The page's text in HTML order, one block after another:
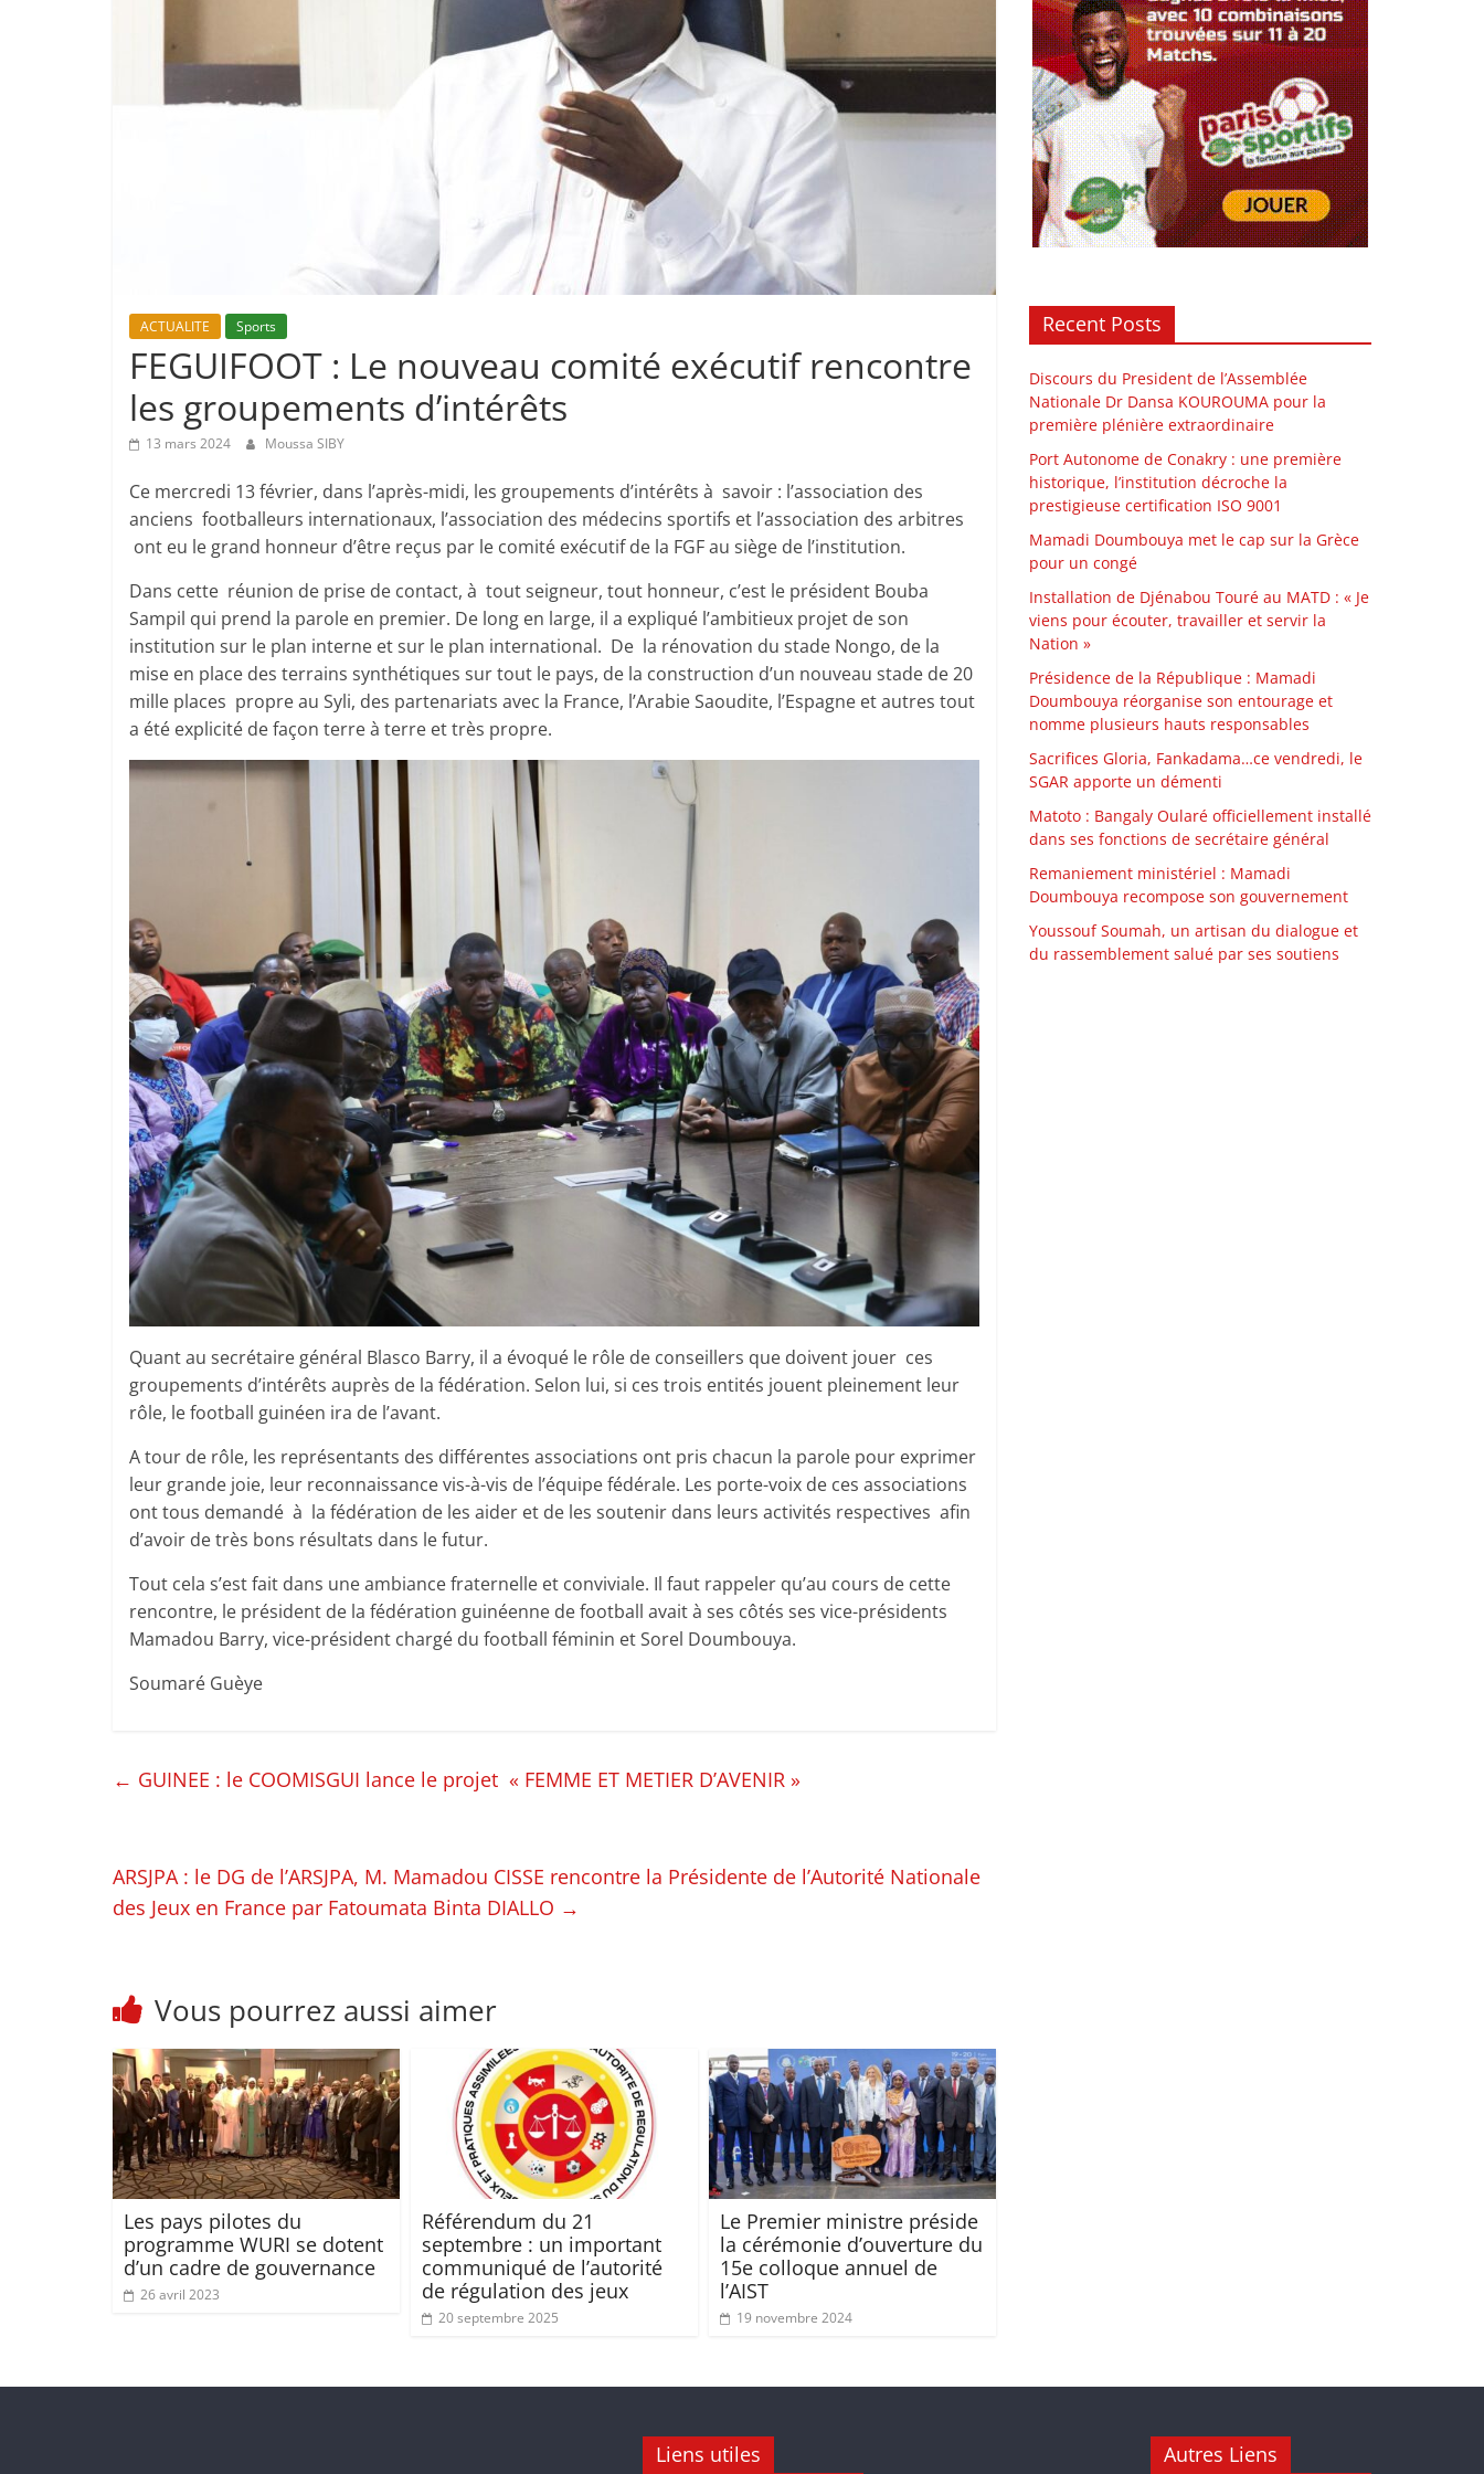
ACTUALITE Sports
FEGUIFOOT : Le nouveau comité exécutif rencontre
les groupements d’intérêts
13 mars 2024 Moussa SIBY
Ce mercredi 13 février, dans l’après-midi, les groupements d’intérêts à savoir : l’association des
anciens footballeurs internationaux, l’association des médecins sportifs et l’association des arbitres
ont eu le grand honneur d’être reçus par le comité exécutif de la FGF au siège de l’institution.
Dans cette réunion de prise de contact, à tout seigneur, tout honneur, c’est le président Bouba
Sampil qui prend la parole en premier. De long en large, il a expliqué l’ambitieux projet de son
institution sur le plan interne et sur le plan international. De la rénovation du stade Nongo, de la
mise en place des terrains synthétiques sur tout le pays, de la construction d’un nouveau stade de 20
mille places propre au Syli, des partenariats avec la France, l’Arabie Saoudite, l’Espagne et autres tout
a été explicité de façon terre à terre et très propre.
Quant au secrétaire général Blasco Barry, il a évoqué le rôle de conseillers que doivent jouer ces
groupements d’intérêts auprès de la fédération. Selon lui, si ces trois entités jouent pleinement leur
rôle, le football guinéen ira de l’avant.
A tour de rôle, les représentants des différentes associations ont pris chacun la parole pour exprimer
leur grande joie, leur reconnaissance vis-à-vis de l’équipe fédérale. Les porte-voix de ces associations
ont tous demandé à la fédération de les aider et de les soutenir dans leurs activités respectives afin
d’avoir de très bons résultats dans le futur.
Tout cela s’est fait dans une ambiance fraternelle et conviviale. Il faut rappeler qu’au cours de cette
rencontre, le président de la fédération guinéenne de football avait à ses côtés ses vice-présidents
Mamadou Barry, vice-président chargé du football féminin et Sorel Doumbouya.
Soumaré Guèye
← GUINEE : le COOMISGUI lance le projet « FEMME ET METIER D’AVENIR »
ARSJPA : le DG de l’ARSJPA, M. Mamadou CISSE rencontre la Présidente de l’Autorité Nationale
des Jeux en France par Fatoumata Binta DIALLO →
Vous pourrez aussi aimer
Les pays pilotes du
programme WURI se dotent
d’un cadre de gouvernance
26 avril 2023
Référendum du 21
septembre : un important
communiqué de l’autorité
de régulation des jeux
20 septembre 2025
Le Premier ministre préside
la cérémonie d’ouverture du
15e colloque annuel de
l’AIST
19 novembre 2024
Recent Posts
Discours du President de l’Assemblée
Nationale Dr Dansa KOUROUMA pour la
première plénière extraordinaire
Port Autonome de Conakry : une première
historique, l’institution décroche la
prestigieuse certification ISO 9001
Mamadi Doumbouya met le cap sur la Grèce
pour un congé
Installation de Djénabou Touré au MATD : « Je
viens pour écouter, travailler et servir la
Nation »
Présidence de la République : Mamadi
Doumbouya réorganise son entourage et
nomme plusieurs hauts responsables
Sacrifices Gloria, Fankadama…ce vendredi, le
SGAR apporte un démenti
Matoto : Bangaly Oularé officiellement installé
dans ses fonctions de secrétaire général
Remaniement ministériel : Mamadi
Doumbouya recompose son gouvernement
Youssouf Soumah, un artisan du dialogue et
du rassemblement salué par ses soutiens
Liens utiles Autres Liens